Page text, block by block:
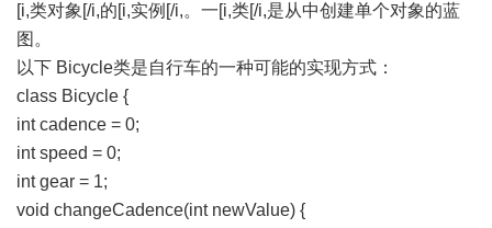
[i,类对象[/i,的[i,实例[/i,。一[i,类[/i,是从中创建单个对象的蓝
图。
以下 Bicycle类是自行车的一种可能的实现方式：
class Bicycle {
int cadence = 0;
int speed = 0;
int gear = 1;
void changeCadence(int newValue) {